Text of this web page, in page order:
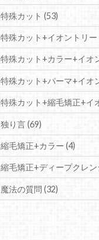
特殊カット (53)
特殊カット+イオントリー
特殊カット+カラー+イオ
特殊カット+パーマ+イオ
特殊カット+縮毛矯正+イ
独り言 (69)
縮毛矯正+カラー (4)
縮毛矯正+ディープクレン
魔法の質問 (32)